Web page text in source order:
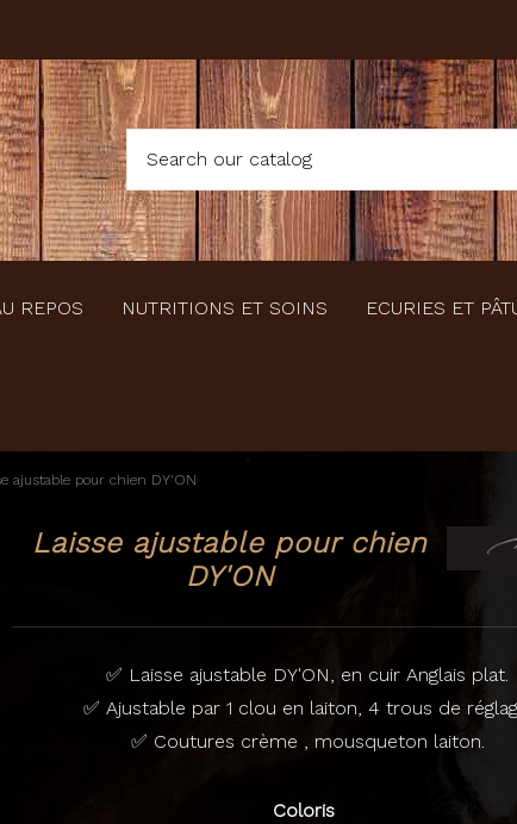
REPOS NUTRITIONS ET SOINS ECURIES ET
ajustable pour chien DY'ON
Laisse ajustable pour chien
DY'ON
✅ Laisse ajustable DY'ON, en cuir Anglais plat.
✅ Ajustable par 1 clou en laiton, 4 trous de
✅ Coutures crème , mousqueton laiton.
Coloris